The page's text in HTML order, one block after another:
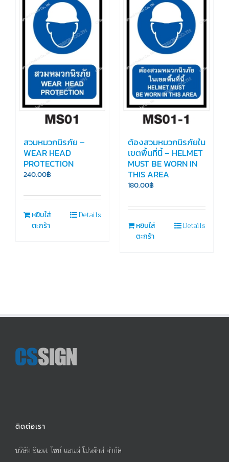
สวมหมวกนิรภัย –
WEAR HEAD
PROTECTION
240.00฿
หยิบใส่
ตะกร้า
Details
ต้องสวมหมวกนิรภัยใน
เขตพื้นที่นี้ – HELMET
MUST BE WORN IN
THIS AREA
180.00฿
หยิบใส่
ตะกร้า
Details
ติดต่อเรา
บริษัท ซีเอส. ไซน์ แอนด์ โปรดักส์ จำกัด